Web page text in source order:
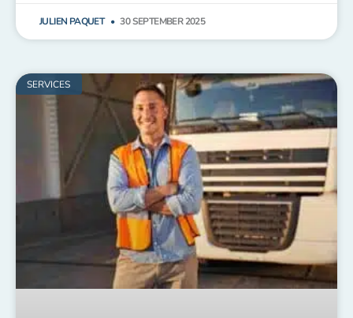
JULIEN PAQUET 30 SEPTEMBER 2025
SERVICES